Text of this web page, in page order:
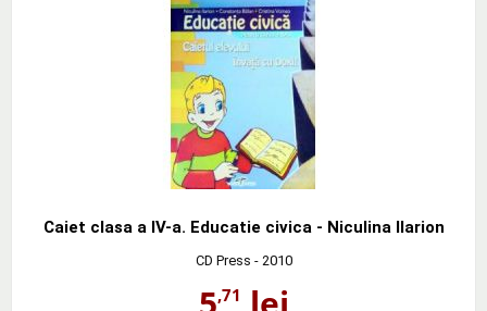
Caiet clasa a IV-a. Educatie civica - Niculina Ilarion
CD Press - 2010
,71